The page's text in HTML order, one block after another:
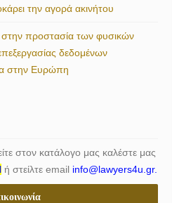
την αγορά ακινήτου
στην προστασία των φυσικών
δεδομένων
στην Ευρώπη
στον κατάλογο μας καλέστε μας
ή στείλτε email info@lawyers4u.gr.